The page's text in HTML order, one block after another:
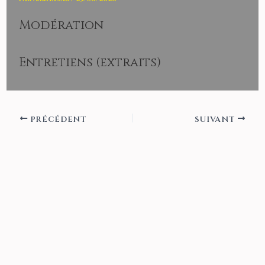
Modération
Entretiens (extraits)
PRÉCÉDENT SUIVANT